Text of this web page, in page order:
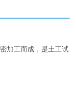
加工而成，是土工试